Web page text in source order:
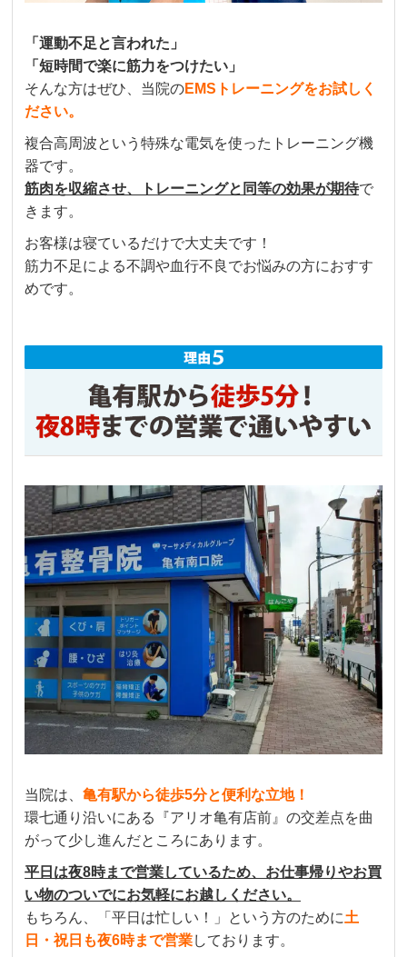
「運動不足と言われた」
「短時間で楽に筋力をつけたい」
そんな方はぜひ、当院のEMSトレーニングをお試しく
ださい。
複合高周波という特殊な電気を使ったトレーニング機
器です。
筋肉を収縮させ、トレーニングと同等の効果が期待で
きます。
お客様は寝ているだけで大丈夫です！
筋力不足による不調や血行不良でお悩みの方におすす
めです。
当院は、亀有駅から徒歩5分と便利な立地！
環七通り沿いにある『アリオ亀有店前』の交差点を曲
がって少し進んだところにあります。
平日は夜8時まで営業しているため、お仕事帰りやお買
い物のついでにお気軽にお越しください。
もちろん、「平日は忙しい！」という方のために土
日・祝日も夜6時まで営業しております。